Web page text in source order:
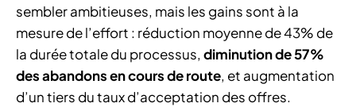
sembler ambitieuses, mais les gains sont à la
mesure de l’effort : réduction moyenne de 43% de
la durée totale du processus, diminution de 57%
des abandons en cours de route, et augmentation
d’un tiers du taux d’acceptation des offres.